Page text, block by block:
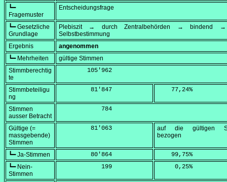
┗━
Fragemuster
Entscheidungsfrage
┗━ Gesetzliche
Grundlage
Plebiszit → durch Zentralbehörden → bindend →
Selbstbestimmung
Ergebnis
angenommen
┗━ Mehrheiten
gültige Stimmen
Stimmberechtig
te
        105'962
Stimmbeteiligu
ng
         81'847
    77,24
%
Stimmen
ausser Betracht
            784
Gültige (=
massgebende)
Stimmen
         81'063
auf die gültigen
bezogen
┗━ Ja-Stimmen
         80'864
    99,75
%
┗━ Nein-
Stimmen
            199
     0,25
%